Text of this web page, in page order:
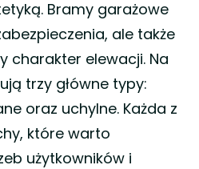
Bramy garażowe
ale także
charakter elewacji. Na
trzy główne typy:
oraz uchylne. Każda z
które warto
użytkowników i